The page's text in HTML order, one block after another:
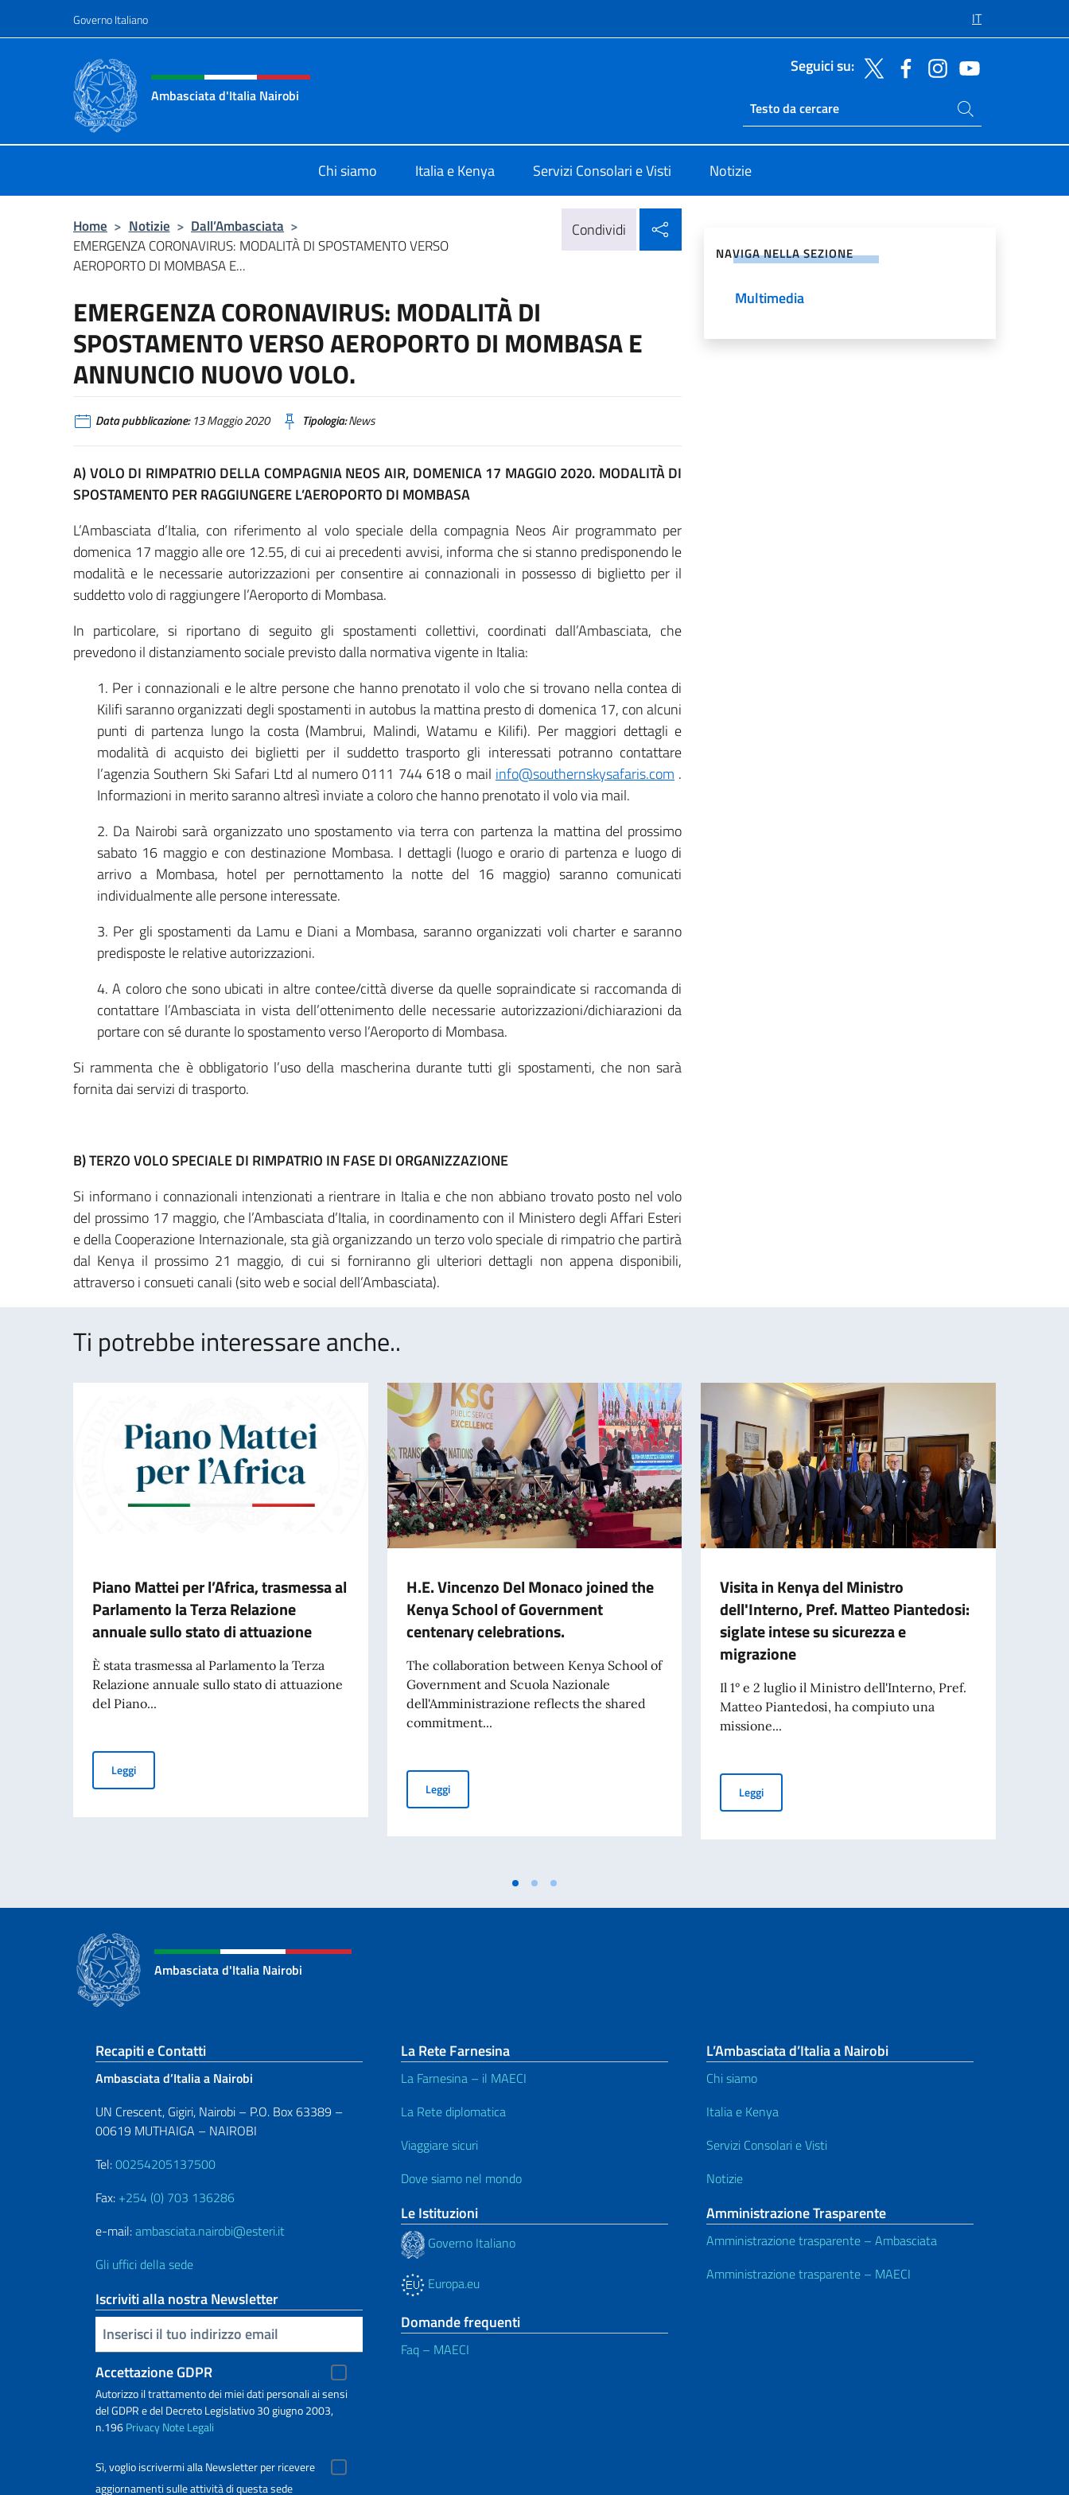
Governo Italiano IT
Intestazione sito, social e menù
Ambasciata d'Italia Nairobi
Seguici su:
Ricerca sito live
Cerca nel sito
Chi siamo Italia e Kenya Servizi Consolari e Visti Notizie
Home > Notizie > Dall’Ambasciata >
EMERGENZA CORONAVIRUS: MODALITÀ DI SPOSTAMENTO VERSO
AEROPORTO DI MOMBASA E...
Condividi
EMERGENZA CORONAVIRUS: MODALITÀ DI
SPOSTAMENTO VERSO AEROPORTO DI MOMBASA E
ANNUNCIO NUOVO VOLO.
Data pubblicazione:13 Maggio 2020 Tipologia:News
A) VOLO DI RIMPATRIO DELLA COMPAGNIA NEOS AIR, DOMENICA 17 MAGGIO 2020. MODALITÀ DI
SPOSTAMENTO PER RAGGIUNGERE L’AEROPORTO DI MOMBASA
L’Ambasciata d’Italia, con riferimento al volo speciale della compagnia Neos Air programmato per
domenica 17 maggio alle ore 12.55, di cui ai precedenti avvisi, informa che si stanno predisponendo le
modalità e le necessarie autorizzazioni per consentire ai connazionali in possesso di biglietto per il
suddetto volo di raggiungere l’Aeroporto di Mombasa.
In particolare, si riportano di seguito gli spostamenti collettivi, coordinati dall’Ambasciata, che
prevedono il distanziamento sociale previsto dalla normativa vigente in Italia:
1. Per i connazionali e le altre persone che hanno prenotato il volo che si trovano nella contea di
Kilifi saranno organizzati degli spostamenti in autobus la mattina presto di domenica 17, con alcuni
punti di partenza lungo la costa (Mambrui, Malindi, Watamu e Kilifi). Per maggiori dettagli e
modalità di acquisto dei biglietti per il suddetto trasporto gli interessati potranno contattare
l’agenzia Southern Ski Safari Ltd al numero 0111 744 618 o mail info@southernskysafaris.com .
Informazioni in merito saranno altresì inviate a coloro che hanno prenotato il volo via mail.
2. Da Nairobi sarà organizzato uno spostamento via terra con partenza la mattina del prossimo
sabato 16 maggio e con destinazione Mombasa. I dettagli (luogo e orario di partenza e luogo di
arrivo a Mombasa, hotel per pernottamento la notte del 16 maggio) saranno comunicati
individualmente alle persone interessate.
3. Per gli spostamenti da Lamu e Diani a Mombasa, saranno organizzati voli charter e saranno
predisposte le relative autorizzazioni.
4. A coloro che sono ubicati in altre contee/città diverse da quelle sopraindicate si raccomanda di
contattare l’Ambasciata in vista dell’ottenimento delle necessarie autorizzazioni/dichiarazioni da
portare con sé durante lo spostamento verso l’Aeroporto di Mombasa.
Si rammenta che è obbligatorio l’uso della mascherina durante tutti gli spostamenti, che non sarà
fornita dai servizi di trasporto.
B) TERZO VOLO SPECIALE DI RIMPATRIO IN FASE DI ORGANIZZAZIONE
Si informano i connazionali intenzionati a rientrare in Italia e che non abbiano trovato posto nel volo
del prossimo 17 maggio, che l’Ambasciata d’Italia, in coordinamento con il Ministero degli Affari Esteri
e della Cooperazione Internazionale, sta già organizzando un terzo volo speciale di rimpatrio che partirà
dal Kenya il prossimo 21 maggio, di cui si forniranno gli ulteriori dettagli non appena disponibili,
attraverso i consueti canali (sito web e social dell’Ambasciata).
NAVIGA NELLA SEZIONE
Multimedia
Ti potrebbe interessare anche..
Piano Mattei per l’Africa, trasmessa al
Parlamento la Terza Relazione
annuale sullo stato di attuazione
È stata trasmessa al Parlamento la Terza
Relazione annuale sullo stato di attuazione
del Piano...
LeggiPiano Mattei per l’Africa, trasmessa al Parlamento la Terza Relazione annuale sullo stato di attuazione
H.E. Vincenzo Del Monaco joined the
Kenya School of Government
centenary celebrations.
The collaboration between Kenya School of
Government and Scuola Nazionale
dell'Amministrazione reflects the shared
commitment...
LeggiH.E. Vincenzo Del Monaco joined the Kenya School of Government centenary celebrations.
Visita in Kenya del Ministro
dell'Interno, Pref. Matteo Piantedosi:
siglate intese su sicurezza e
migrazione
Il 1° e 2 luglio il Ministro dell'Interno, Pref.
Matteo Piantedosi, ha compiuto una
missione...
LeggiVisita in Kenya del Ministro dell'Interno, Pref. Matteo
Ambasciata d'Italia Nairobi
Sezione footer
Recapiti e Contatti
Ambasciata d’Italia a Nairobi
UN Crescent, Gigiri, Nairobi – P.O. Box 63389 –
00619 MUTHAIGA – NAIROBI
Tel:00254205137500
Fax: +254 (0) 703 136286
e-mail:ambasciata.nairobi@esteri.it
Gli uffici della sede
Iscriviti alla nostra Newsletter
Inserisci la tua email
Accettazione GDPR
Autorizzo il trattamento dei miei dati personali ai sensi
del GDPR e del Decreto Legislativo 30 giugno 2003,
n.196PrivacyNote Legali
Sì, voglio iscrivermi alla Newsletter per ricevere
aggiornamenti sulle attività di questa sede
La Rete Farnesina
La Farnesina – il MAECI
La Rete diplomatica
Viaggiare sicuri
Dove siamo nel mondo
Le Istituzioni
Governo Italiano
Europa.eu
Domande frequenti
Faq – MAECI
L’Ambasciata d’Italia a Nairobi
Chi siamo
Italia e Kenya
Servizi Consolari e Visti
Notizie
Amministrazione Trasparente
Amministrazione trasparente – Ambasciata
Amministrazione trasparente – MAECI